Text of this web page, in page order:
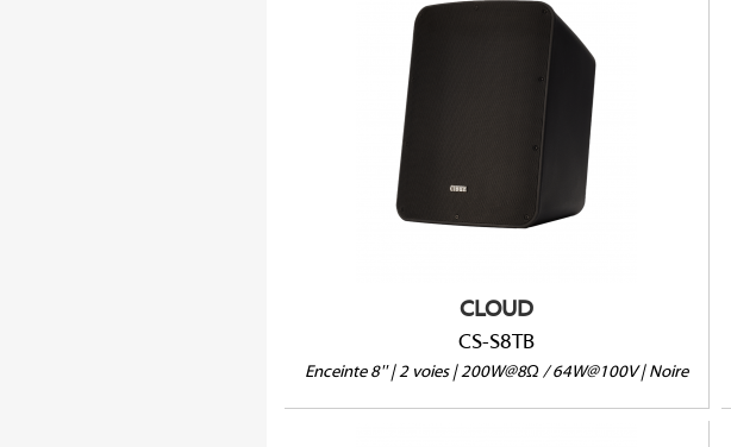
CLOUD
CS-S8TB
Enceinte 8'' | 2 voies | 200W@8Ω / 64W@100V | Noire
Version passive 8Ω/100V/70V
Vendue à l'unité